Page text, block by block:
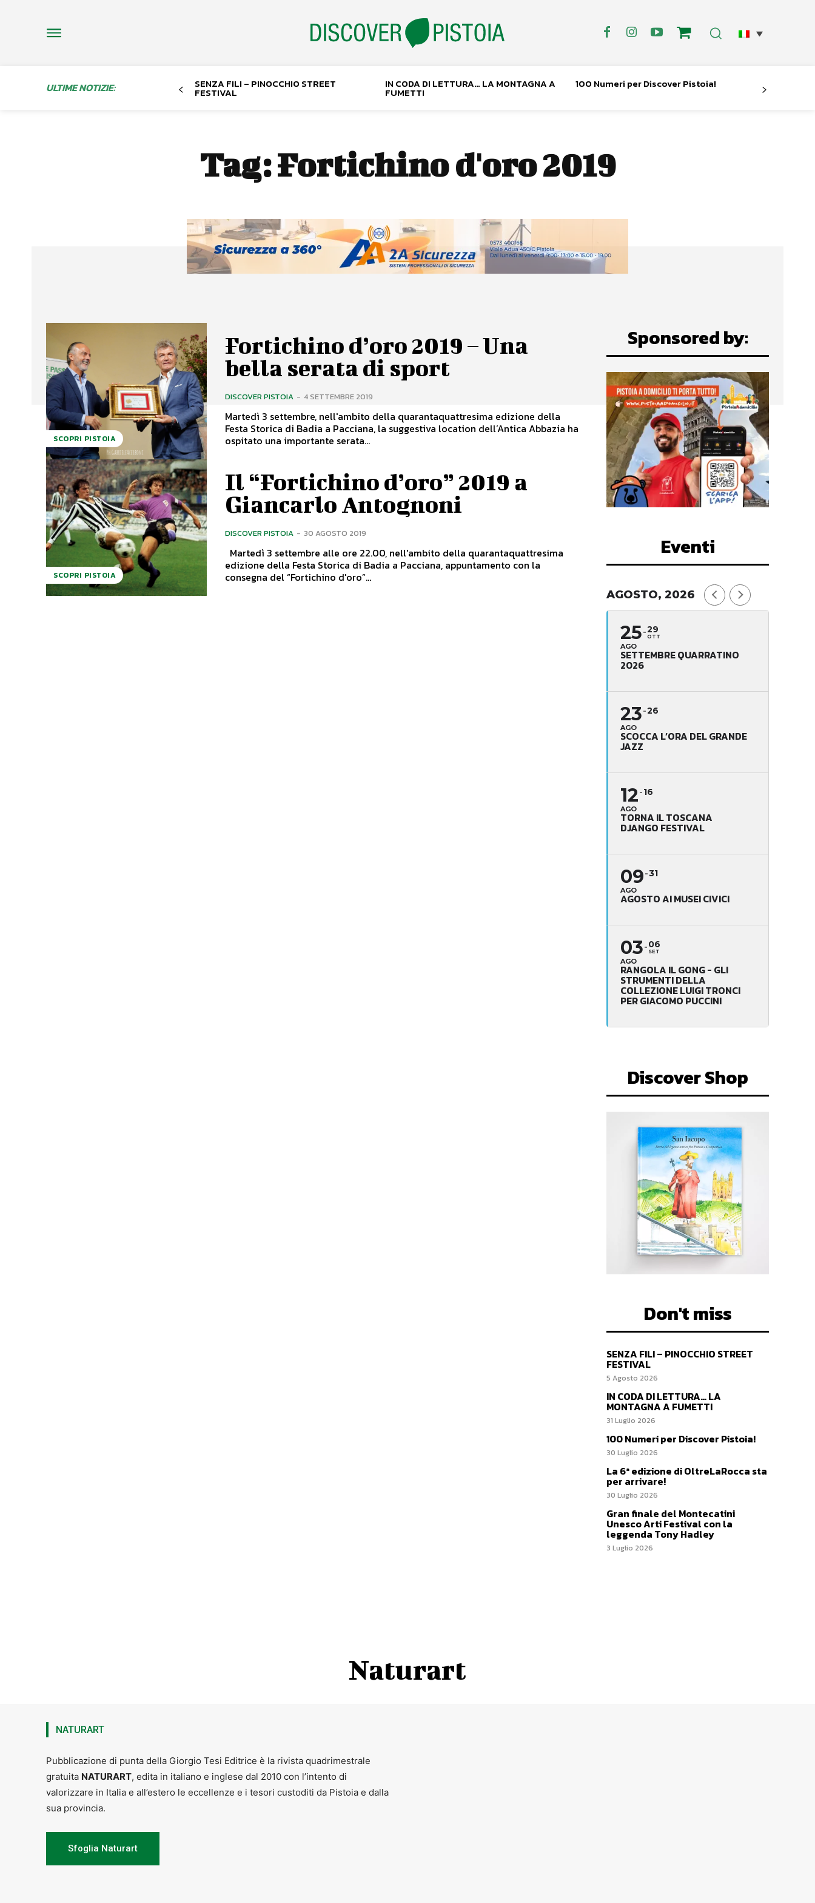
ULTIME NOTIZIE: SENZA FILI – PINOCCHIO STREET
FESTIVAL
IN CODA DI LETTURA… LA MONTAGNA A
FUMETTI
100 Numeri per Discover Pistoia!
Tag:Fortichino d'oro 2019
SCOPRI PISTOIA
Fortichino d’oro 2019 – Una
bella serata di sport
DISCOVER PISTOIA - 4 SETTEMBRE 2019
Martedì 3 settembre, nell'ambito della quarantaquattresima edizione della
Festa Storica di Badia a Pacciana, la suggestiva location dell’Antica Abbazia ha
ospitato una importante serata...
SCOPRI PISTOIA
Il “Fortichino d’oro” 2019 a
Giancarlo Antognoni
DISCOVER PISTOIA - 30 AGOSTO 2019
edizione della Festa Storica di Badia a Pacciana, appuntamento con la
consegna del “Fortichino d'oro”...
Sponsored by:
Eventi
AGOSTO, 2026
25
AGO
29
OTT
SETTEMBRE QUARRATINO
2026
23
AGO
26
SCOCCA L’ORA DEL GRANDE
JAZZ
12
AGO
16
TORNA IL TOSCANA
DJANGO FESTIVAL
09
AGO
31
AGOSTO AI MUSEI CIVICI
03
AGO
06
SET
RANGOLA IL GONG - GLI
STRUMENTI DELLA
COLLEZIONE LUIGI TRONCI
PER GIACOMO PUCCINI
Discover Shop
Don't miss
SENZA FILI – PINOCCHIO STREET
FESTIVAL
5 Agosto 2026
IN CODA DI LETTURA… LA
MONTAGNA A FUMETTI
31 Luglio 2026
100 Numeri per Discover Pistoia!
30 Luglio 2026
La 6ª edizione di OltreLaRocca sta
per arrivare!
30 Luglio 2026
Gran finale del Montecatini
Unesco Arti Festival con la
leggenda Tony Hadley
3 Luglio 2026
Naturart
NATURART
Pubblicazione di punta della Giorgio Tesi Editrice è la rivista quadrimestrale
gratuita NATURART, edita in italiano e inglese dal 2010 con l’intento di
valorizzare in Italia e all’estero le eccellenze e i tesori custoditi da Pistoia e dalla
sua provincia.
Sfoglia Naturart